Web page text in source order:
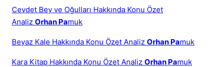
Cevdet Bey ve Oğulları Hakkında Konu Özet
Analiz Orhan Pamuk
Beyaz Kale Hakkında Konu Özet Analiz Orhan Pamuk
Kara Kitap Hakkında Konu Özet Analiz Orhan Pamuk